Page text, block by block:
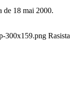
de 18 mai 2000.
300x159.png Rasista